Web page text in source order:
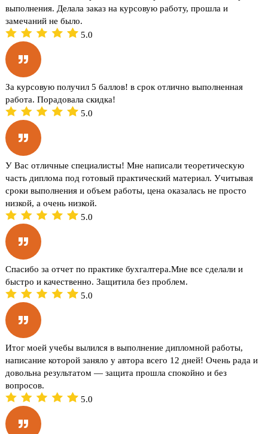
выполнения. Делала заказ на курсовую работу, прошла и
замечаний не было.
5.0
За курсовую получил 5 баллов! в срок отлично выполненная
работа. Порадовала скидка!
5.0
У Вас отличные специалисты! Мне написали теоретическую
часть диплома под готовый практический материал. Учитывая
сроки выполнения и объем работы, цена оказалась не просто
низкой, а очень низкой.
5.0
Спасибо за отчет по практике бухгалтера.Мне все сделали и
быстро и качественно. Защитила без проблем.
5.0
Итог моей учебы вылился в выполнение дипломной работы,
написание которой заняло у автора всего 12 дней! Очень рада и
довольна результатом — защита прошла спокойно и без
вопросов.
5.0